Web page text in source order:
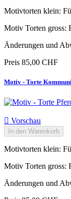
Motivtorten klein:
Motiv Torten gross:
Änderungen und
Preis 85,00 CHF
Motiv - Torte
 Vorschau
In den Warenkorb
Motivtorten klein:
Motiv Torten gross:
Änderungen und